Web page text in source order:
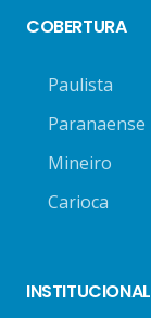
COBERTURA
Paulista
Paranaense
Mineiro
Carioca
INSTITUCIONAL